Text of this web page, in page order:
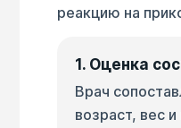
реакцию на
1. Оценка
Врач
возраст, вес